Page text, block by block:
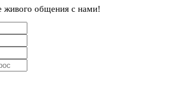
живого общения с нами!